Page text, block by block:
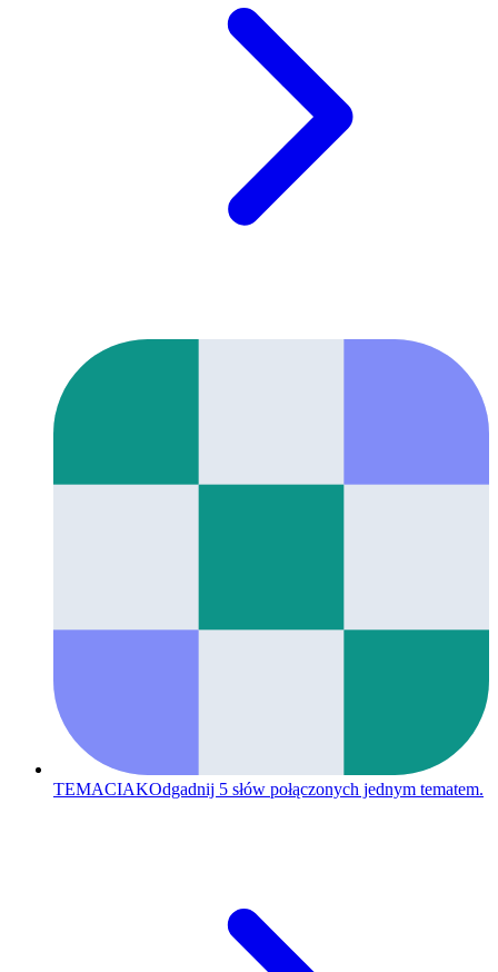
TEMACIAKOdgadnij 5 słów połączonych jednym tematem.